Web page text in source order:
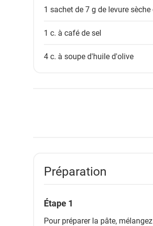
1 sachet de 7 g de levure
1 c. à café desel
4 c. à souped'huile d'olive
Préparation
Étape 1
Pour préparer la pâte,